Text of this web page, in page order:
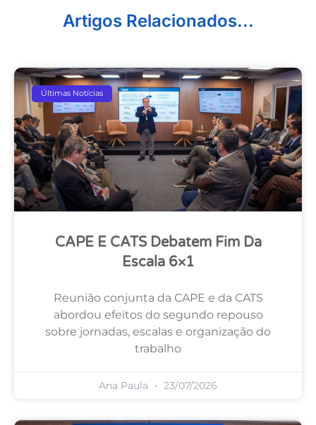
Artigos Relacionados...
Últimas Notícias
CAPE E CATS Debatem Fim Da
Escala 6×1
Reunião conjunta da CAPE e da CATS
abordou efeitos do segundo repouso
sobre jornadas, escalas e organização do
trabalho
Ana Paula 23/07/2026